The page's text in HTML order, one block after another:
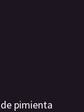
pimienta